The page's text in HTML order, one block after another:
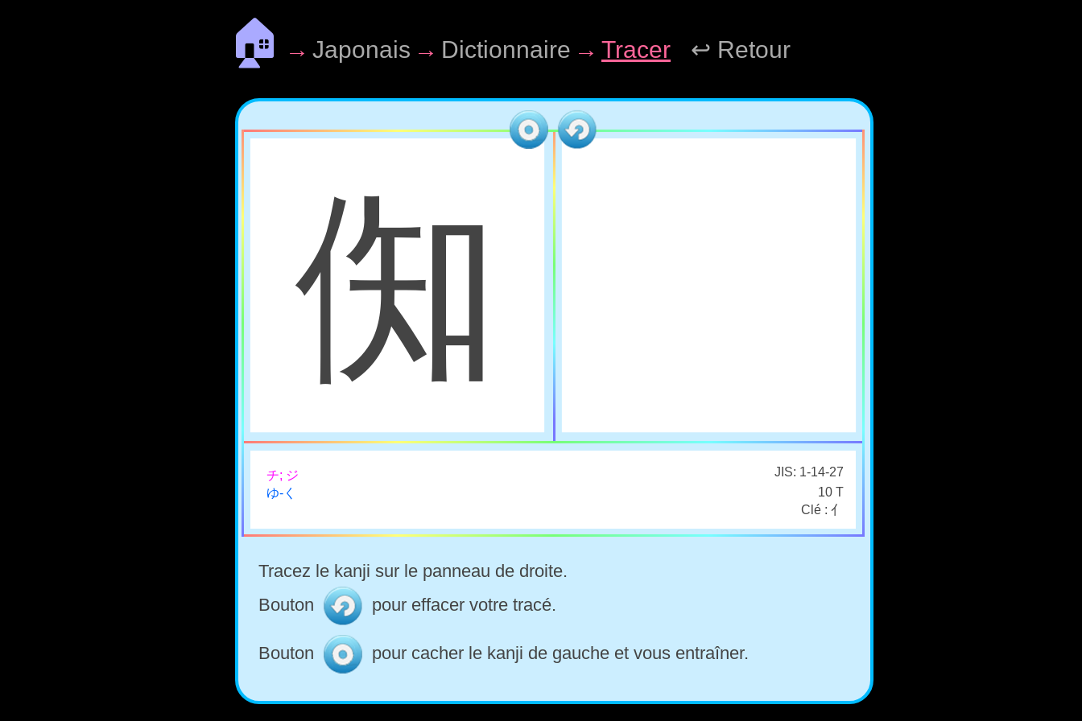
🏠 → Japonais → Dictionnaire → Tracer ↩ Retour
チ; ジ
JIS: 1-14-27
ゆ-く
10 T
Clé : 亻
Tracez le kanji sur le panneau de droite.
Bouton
pour effacer votre tracé.
Bouton pour cacher le kanji de gauche et vous entraîner.